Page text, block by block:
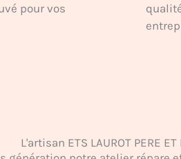
pour vos
L'artisan ETS LAUROT PERE ET